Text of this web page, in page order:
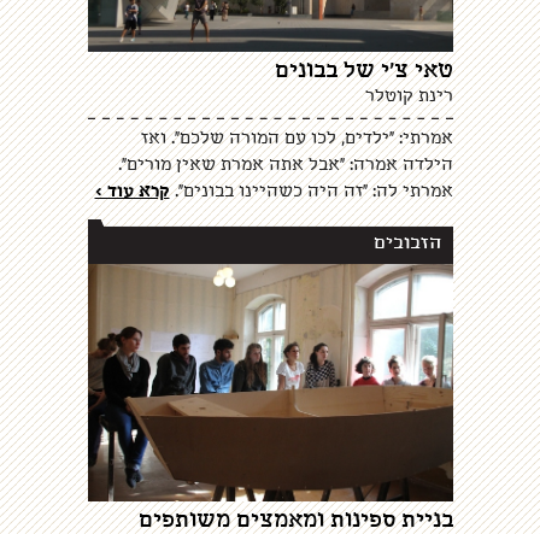
טאי צ'י של בבונים
רינת קוטלר
אמרתי: "ילדים, לכו עם המורה שלכם". ואז
הילדה אמרה: "אבל אתה אמרת שאין מורים".
אמרתי לה: "זה היה כשהיינו בבונים".קרא עוד >
הזבובים
בניית ספינות ומאמצים משותפים